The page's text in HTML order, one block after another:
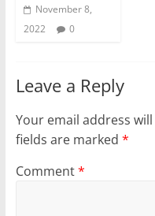
November 8,
2022
0
Leave a Reply
Your email address
fields are marked *
Comment*